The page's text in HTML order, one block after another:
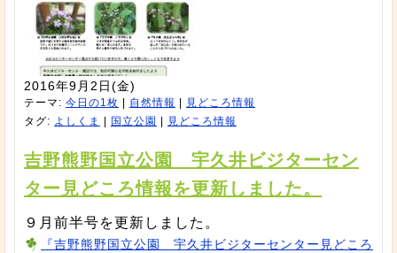
2016年9月2日(金)
テーマ: 今日の1枚 自然情報
見どころ情報
タグ: よしくま 国立公園 見どころ情報
吉野熊野国立公園 宇久井ビジターセン
ター見どころ情報を更新しました。
９月前半号を更新しました。
『吉野熊野国立公園 宇久井ビジターセンター見どころ